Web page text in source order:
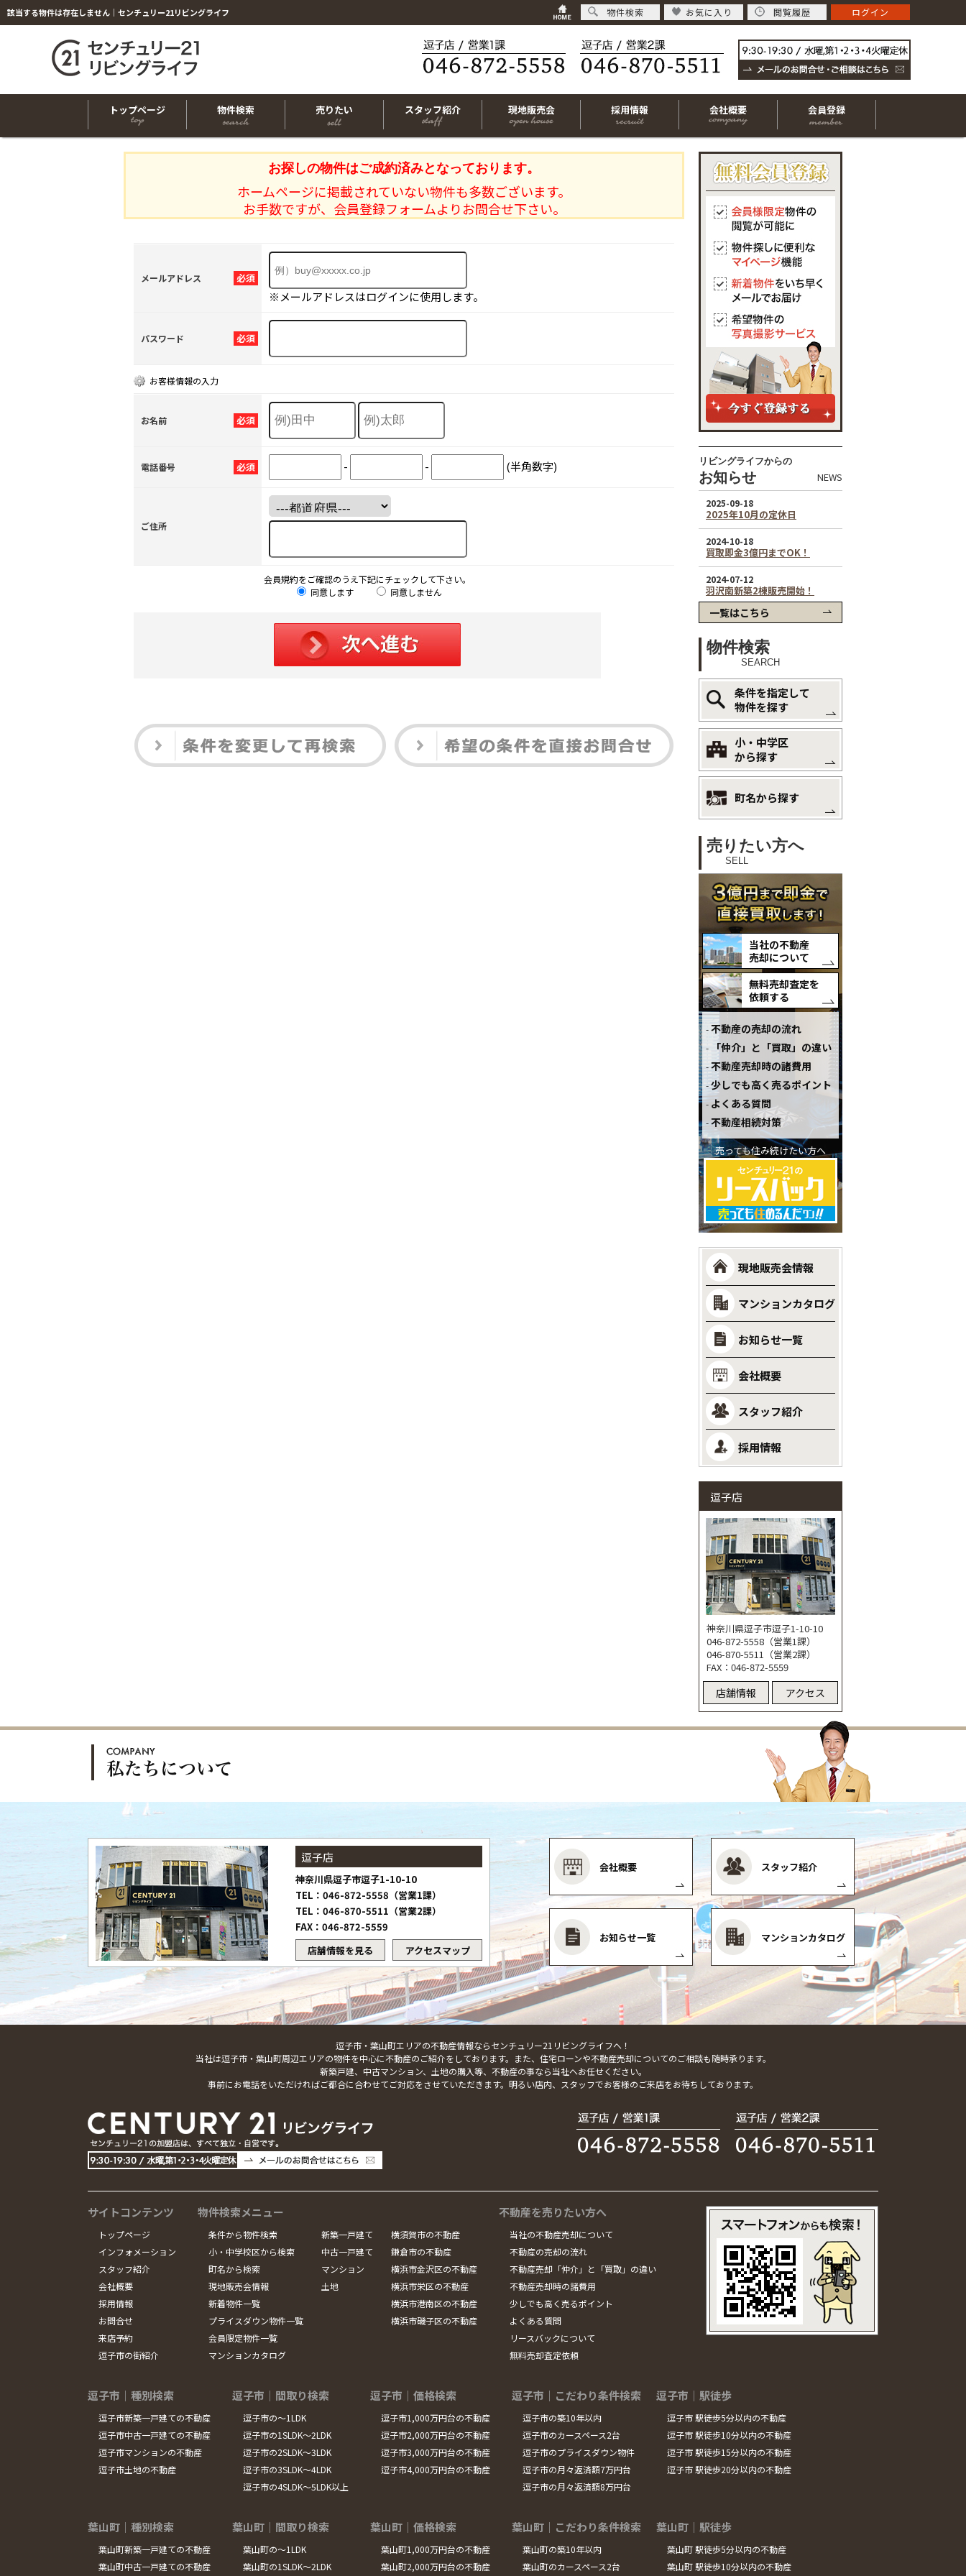
該当する物件は存在しません｜センチュリー21リビングライフ
トップページ 物件検索 売りたい スタッフ紹介 現地販売会 採用情報 会社概要 会員登録
お探しの物件はご成約済みとなっております。
ホームページに掲載されていない物件も多数ございます。
お手数ですが、会員登録フォームよりお問合せ下さい。
必須
メールアドレス
※メールアドレスはログインに使用します。
必須
パスワード
お客様情報の入力
必須
お名前
必須
電話番号 - - (半角数字)
ご住所
会員規約をご確認のうえ下記にチェックして下さい。
同意します
同意しません
リビングライフからの
お知らせ NEWS
一覧はこちら
物件検索
SEARCH
条件を指定して
物件を探す
小・中学区
から探す
町名から探す
売りたい方へ
SELL
当社の不動産
売却について
無料売却査定を
依頼する
不動産の売却の流れ
「仲介」と「買取」の違い
不動産売却時の諸費用
少しでも高く売るポイント
よくある質問
不動産相続対策
売っても住み続けたい方へ
現地販売会情報
マンションカタログ
お知らせ一覧
会社概要
スタッフ紹介
採用情報
逗子店
神奈川県逗子市逗子1-10-10
046-872-5558（営業1課）
046-870-5511（営業2課）
FAX：046-872-5559
店舗情報 アクセス
逗子店
神奈川県逗子市逗子1-10-10
TEL：046-872-5558（営業1課）
TEL：046-870-5511（営業2課）
FAX：046-872-5559
店舗情報を見る
アクセスマップ
会社概要 スタッフ紹介
お知らせ一覧 マンションカタログ
逗子市・葉山町エリアの不動産情報ならセンチュリー21リビングライフへ！
当社は逗子市・葉山町周辺エリアの物件を中心に不動産のご紹介をしております。また、住宅ローンや不動産売却についてのご相談も随時承ります。
新築戸建、中古マンション、土地の購入等、不動産の事なら当社へお任せください。
事前にお電話をいただければご都合に合わせてご対応をさせていただきます。明るい店内、スタッフでお客様のご来店をお待ちしております。
サイトコンテンツ
トップページ
インフォメーション
スタッフ紹介
会社概要
採用情報
お問合せ
来店予約
逗子市の街紹介
物件検索メニュー
条件から物件検索
小・中学校区から検索
町名から検索
現地販売会情報
新着物件一覧
プライスダウン物件一覧
会員限定物件一覧
マンションカタログ
新築一戸建て
中古一戸建て
マンション
土地
横須賀市の不動産
鎌倉市の不動産
横浜市金沢区の不動産
横浜市栄区の不動産
横浜市港南区の不動産
横浜市磯子区の不動産
不動産を売りたい方へ
当社の不動産売却について
不動産の売却の流れ
不動産売却「仲介」と「買取」の違い
不動産売却時の諸費用
少しでも高く売るポイント
よくある質問
リースバックについて
無料売却査定依頼
逗子市｜種別検索
逗子市新築一戸建ての不動産
逗子市中古一戸建ての不動産
逗子市マンションの不動産
逗子市土地の不動産
逗子市｜間取り検索
逗子市の～1LDK
逗子市の1SLDK～2LDK
逗子市の2SLDK～3LDK
逗子市の3SLDK～4LDK
逗子市の4SLDK～5LDK以上
逗子市｜価格検索
逗子市1,000万円台の不動産
逗子市2,000万円台の不動産
逗子市3,000万円台の不動産
逗子市4,000万円台の不動産
逗子市｜こだわり条件検索
逗子市の築10年以内
逗子市のカースペース2台
逗子市のプライスダウン物件
逗子市の月々返済額7万円台
逗子市の月々返済額8万円台
逗子市｜駅徒歩
逗子市 駅徒歩5分以内の不動産
逗子市 駅徒歩10分以内の不動産
逗子市 駅徒歩15分以内の不動産
逗子市 駅徒歩20分以内の不動産
葉山町｜種別検索
葉山町新築一戸建ての不動産
葉山町中古一戸建ての不動産
葉山町｜間取り検索
葉山町の～1LDK
葉山町の1SLDK～2LDK
葉山町｜価格検索
葉山町1,000万円台の不動産
葉山町2,000万円台の不動産
葉山町｜こだわり条件検索
葉山町の築10年以内
葉山町のカースペース2台
葉山町｜駅徒歩
葉山町 駅徒歩5分以内の不動産
葉山町 駅徒歩10分以内の不動産
物件検索 お気に入り 閲覧履歴 ログイン